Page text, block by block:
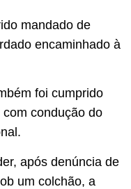
mandado de
encaminhado à
foi cumprido
condução do
após denúncia de
um colchão, a